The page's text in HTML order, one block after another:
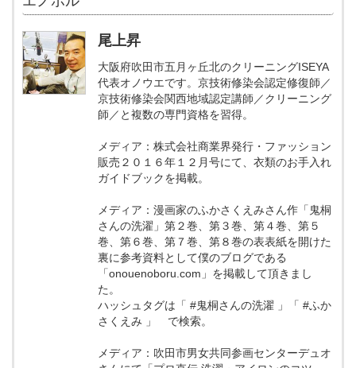
尾上昇
大阪府吹田市五月ヶ丘北のクリーニングISEYA
代表オノウエです。京技術修染会認定修復師／
京技術修染会関西地域認定講師／クリーニング
師／と複数の専門資格を習得。
メディア：株式会社商業界発行・ファッション
販売２０１６年１２月号にて、衣類のお手入れ
ガイドブックを掲載。
メディア：漫画家のふかさくえみさん作「鬼桐
さんの洗濯」第２巻、第３巻、第４巻、第５
巻、第６巻、第７巻、第８巻の表表紙を開けた
裏に参考資料として僕のブログである
「onouenoboru.com」を掲載して頂きまし
た。
ハッシュタグは「 #鬼桐さんの洗濯 」「 #ふか
さくえみ 」 で検索。
メディア：吹田市男女共同参画センターデュオ